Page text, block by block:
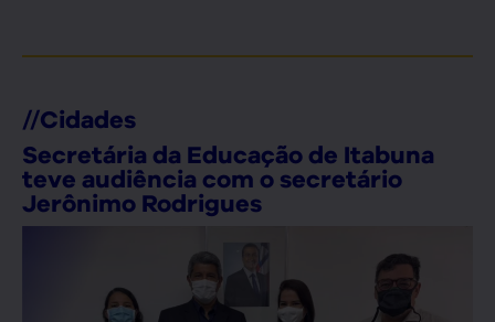
//Cidades
Secretária da Educação de Itabuna
teve audiência com o secretário
Jerônimo Rodrigues